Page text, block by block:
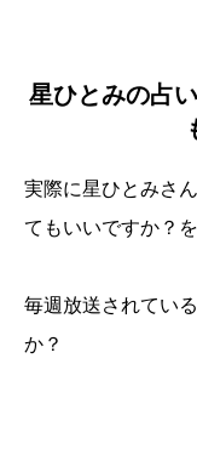
星ひとみの占
実際に星ひとみさ
てもいいですか？
毎週放送されてい
か？